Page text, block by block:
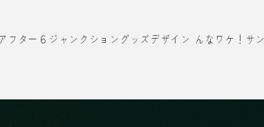
フター６ジャンクショングッズデザイン んなワケ！サン